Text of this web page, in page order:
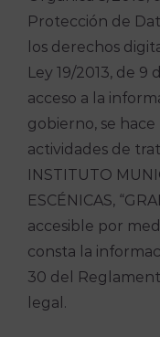
Protección de
los derechos
Ley 19/2013, de
acceso a la
gobierno, se
actividades de
INSTITUTO
ESCÉNICAS,
accesible por
consta la
30 del
legal.